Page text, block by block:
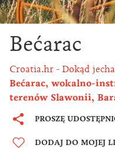
Bećarac
Croatia.hr Dokąd
Bećarac, wokalno-
terenów Slawonii,
PROSZĘ
DODAJ DO MOJEJ